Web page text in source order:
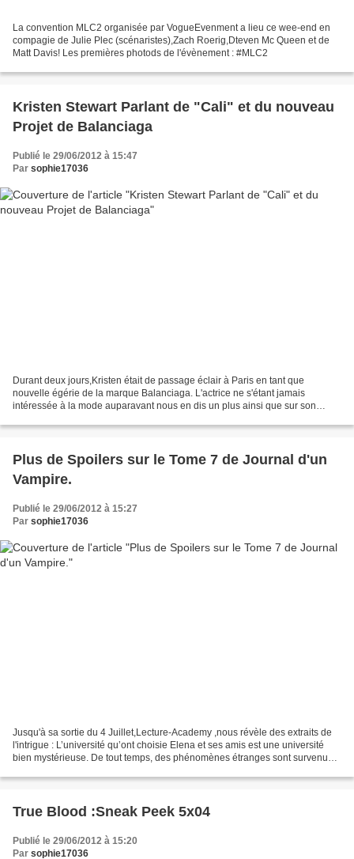
La convention MLC2 organisée par VogueEvenment a lieu ce wee-end en
compagie de Julie Plec (scénaristes),Zach Roerig,Dteven Mc Queen et de
Matt Davis! Les premières photods de l'évènement : #MLC2
Kristen Stewart Parlant de "Cali" et du nouveau
Projet de Balanciaga
Publié le 29/06/2012 à 15:47
Par sophie17036
Durant deux jours,Kristen était de passage éclair à Paris en tant que
nouvelle égérie de la marque Balanciaga. L'actrice ne s'étant jamais
intéressée à la mode auparavant nous en dis un plus ainsi que sur son
Plus de Spoilers sur le Tome 7 de Journal d'un
Vampire.
Publié le 29/06/2012 à 15:27
Par sophie17036
Jusqu'à sa sortie du 4 Juillet,Lecture-Academy ,nous révèle des extraits de
l'intrigue : L’université qu’ont choisie Elena et ses amis est une université
bien mystérieuse. De tout temps, des phénomènes étranges sont survenus.
True Blood :Sneak Peek 5x04
Publié le 29/06/2012 à 15:20
Par sophie17036